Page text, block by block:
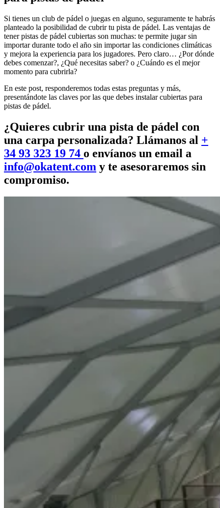
Si tienes un club de pádel o juegas en alguno, seguramente te habrás
planteado la posibilidad de cubrir tu pista de pádel. Las ventajas de
tener pistas de pádel cubiertas son muchas: te permite jugar sin
importar durante todo el año sin importar las condiciones climáticas
y mejora la experiencia para los jugadores. Pero claro… ¿Por dónde
debes comenzar?, ¿Qué necesitas saber? o ¿Cuándo es el mejor
momento para cubrirla?
En este post, responderemos todas estas preguntas y más,
presentándote las claves por las que debes instalar cubiertas para
pistas de pádel.
¿Quieres cubrir una pista de pádel con
una carpa personalizada? Llámanos al +
34 93 323 19 74 o envíanos un email a
info@okatent.com y te asesoraremos sin
compromiso.